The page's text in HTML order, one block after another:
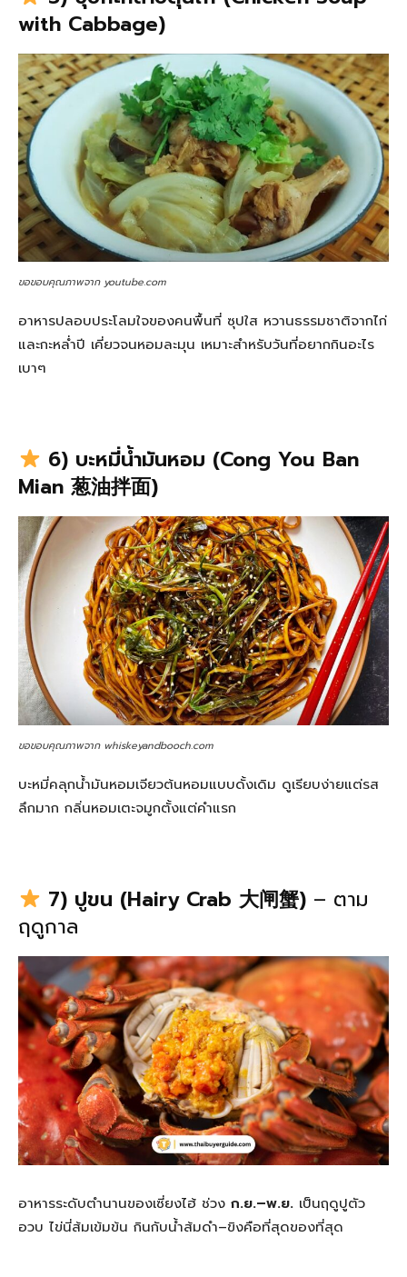
with Cabbage)
ขอขอบคุณภาพจาก youtube.com
อาหารปลอบประโลมใจของคนพื้นที่ ซุปใส หวานธรรมชาติจากไก่
และกะหล่ำปี เคี่ยวจนหอมละมุน เหมาะสำหรับวันที่อยากกินอะไร
เบาๆ
6) บะหมี่น้ำมันหอม (Cong You Ban
Mian 葱油拌面)
ขอขอบคุณภาพจาก whiskeyandbooch.com
บะหมี่คลุกน้ำมันหอมเจียวต้นหอมแบบดั้งเดิม ดูเรียบง่ายแต่รส
ลึกมาก กลิ่นหอมเตะจมูกตั้งแต่คำแรก
7) ปูขน (Hairy Crab 大闸蟹) – ตาม
ฤดูกาล
อาหารระดับตำนานของเซี่ยงไฮ้ ช่วง ก.ย.–พ.ย. เป็นฤดูปูตัว
อวบ ไข่นี่ส้มเข้มข้น กินกับน้ำส้มดำ–ขิงคือที่สุดของที่สุด